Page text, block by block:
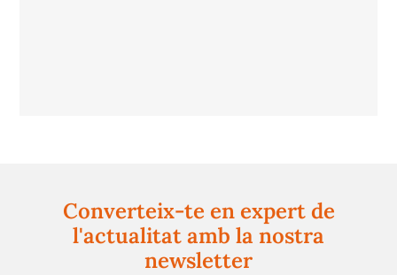
Converteix-te en expert de
l'actualitat amb la nostra
newsletter